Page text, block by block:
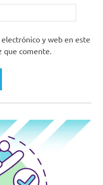
y web en este
que comente.